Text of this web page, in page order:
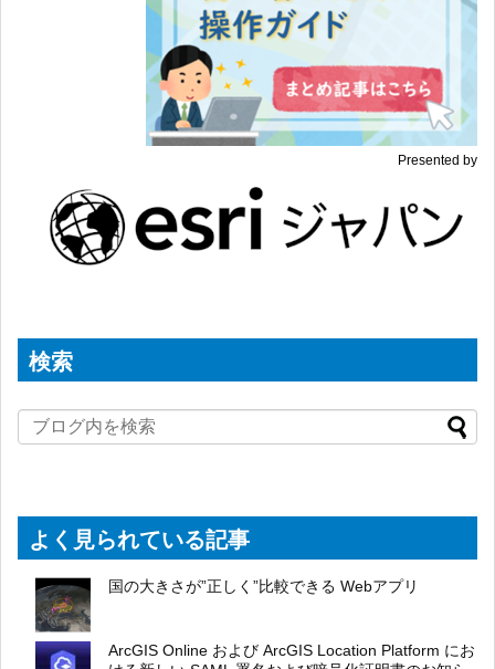
Presented by
検索
よく見られている記事
国の大きさが”正しく”比較できる Webアプリ
ArcGIS Online および ArcGIS Location Platform にお